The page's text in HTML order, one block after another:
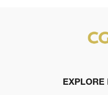
EXPLORE